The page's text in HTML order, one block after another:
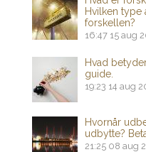
Hvilken type
forskellen?
16:47 15 aug
Hvad
guide.
19:23 14 aug
Hvornår
udbytte?
21:25 08 aug